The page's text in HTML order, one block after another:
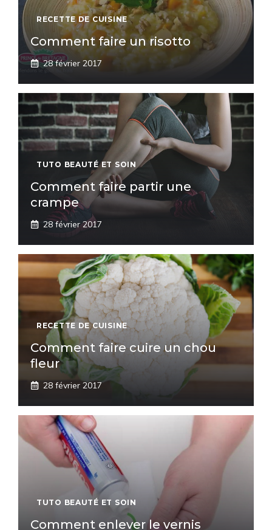
RECETTE DE CUISINE
Comment faire un risotto
28 février 2017
TUTO BEAUTÉ ET SOIN
Comment faire partir une
crampe
28 février 2017
RECETTE DE CUISINE
Comment faire cuire un chou
fleur
28 février 2017
TUTO BEAUTÉ ET SOIN
Comment enlever le vernis